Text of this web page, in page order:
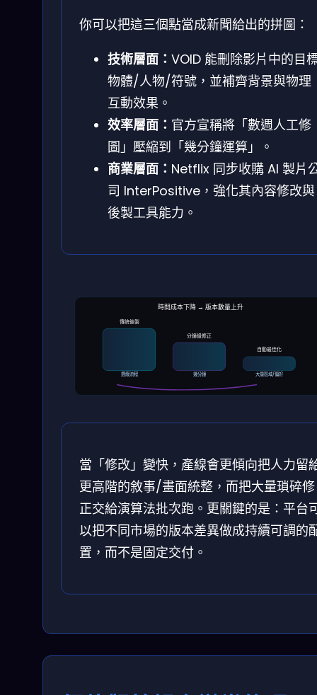
你可以把這三個點當成新聞給出的拼圖：
技術層面： VOID 能刪除影片中的目
物體/人物/符號，並補齊背景與物理
互動效果。
效率層面： 官方宣稱將「數週人工修
圖」壓縮到「幾分鐘運算」。
商業層面： Netflix 同步收購 AI 製片
司 InterPositive，強化其內容修改與
後製工具能力。
時間成本下降 → 版本數量上升
傳統後製
分鐘級修正
自動最佳化
週級流程 幾分鐘 大量區域/偏好
當「修改」變快，產線會更傾向把人力留
更高階的敘事/畫面統整，而把大量瑣碎修
正交給演算法批次跑。更關鍵的是：平台
以把不同市場的版本差異做成持續可調的
置，而不是固定交付。